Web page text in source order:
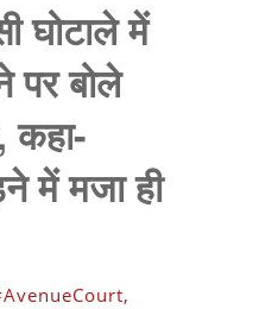
घोटाले में
पर बोले
कहा-
में मजा ही